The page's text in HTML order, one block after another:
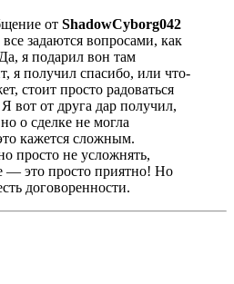
от ShadowCyborg042
задаются вопросами, как
я подарил вон там
я получил спасибо, или что-
стоит просто радоваться
Я вот от друга дар получил,
о сделке не могла
кажется сложным.
просто не усложнять,
— это просто приятно! Но
договоренности.